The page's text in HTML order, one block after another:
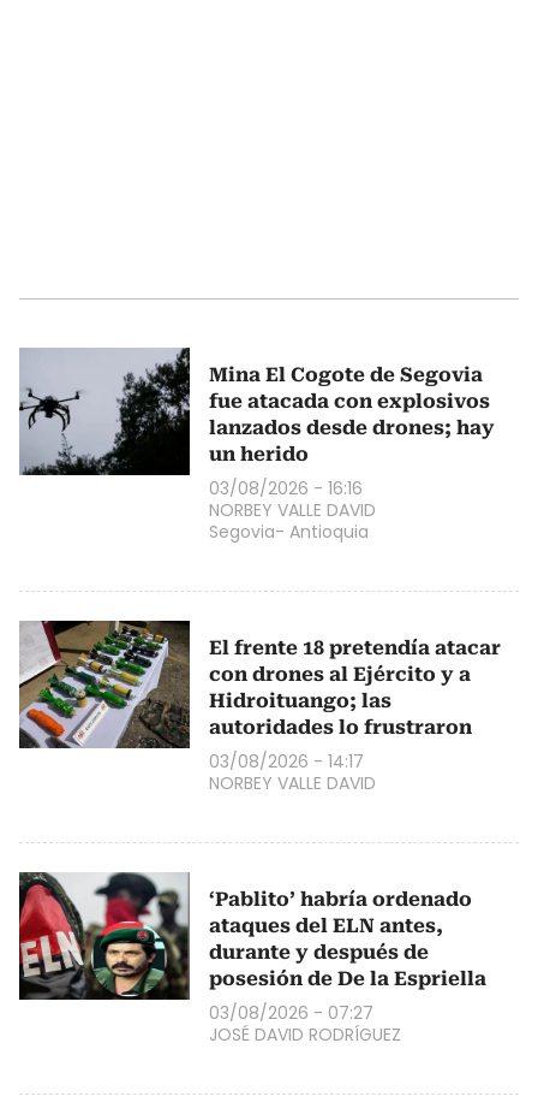
Mina El Cogote de Segovia
fue atacada con explosivos
lanzados desde drones; hay
un herido
03/08/2026 - 16:16
NORBEY VALLE DAVID
Segovia- Antioquia
El frente 18 pretendía atacar
con drones al Ejército y a
Hidroituango; las
autoridades lo frustraron
03/08/2026 - 14:17
NORBEY VALLE DAVID
‘Pablito’ habría ordenado
ataques del ELN antes,
durante y después de
posesión de De la Espriella
03/08/2026 - 07:27
JOSÉ DAVID RODRÍGUEZ